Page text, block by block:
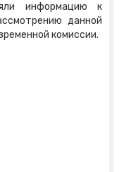
информацию к
данной
комиссии.